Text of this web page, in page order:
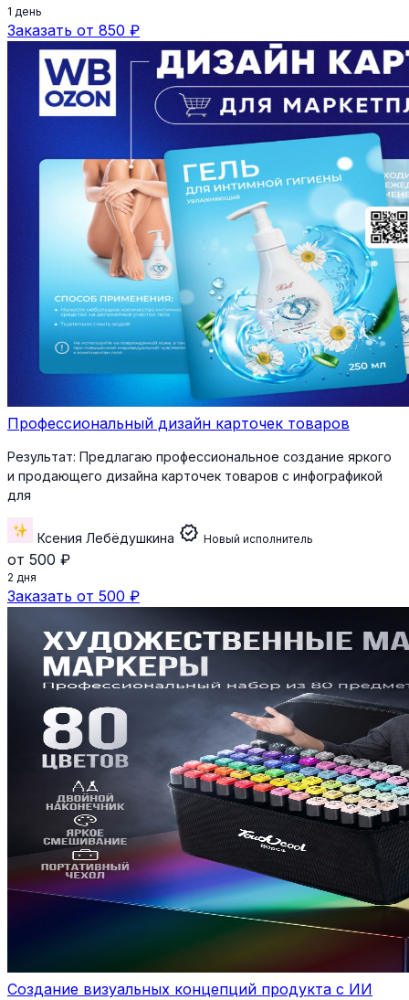
1 день
Заказать от 850 ₽
Профессиональный дизайн карточек товаров
Результат: Предлагаю профессиональное создание яркого
и продающего дизайна карточек товаров с инфографикой
для
Ксения Лебёдушкина verified Новый исполнитель
от 500 ₽
2 дня
Заказать от 500 ₽
Создание визуальных концепций продукта с ИИ